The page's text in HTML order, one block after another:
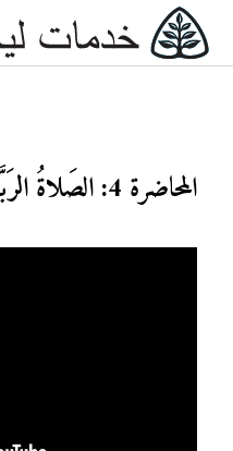
المحاضرة 4: الصَلاةُ الرَبَّانِيَّةُ، الجُزْءُ 1